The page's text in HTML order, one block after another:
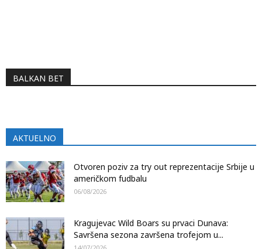
BALKAN BET
AKTUELNO
Otvoren poziv za try out reprezentacije Srbije u
američkom fudbalu
06/08/2026
Kragujevac Wild Boars su prvaci Dunava:
Savršena sezona završena trofejom u...